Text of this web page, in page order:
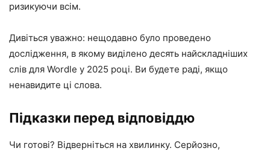
ризикуючи всім.
Дивіться уважно: нещодавно було проведено
дослідження, в якому виділено десять найскладніших
слів для Wordle у 2025 році. Ви будете раді, якщо
ненавидите ці слова.
Підказки перед відповіддю
Чи готові? Відверніться на хвилинку. Серйозно,